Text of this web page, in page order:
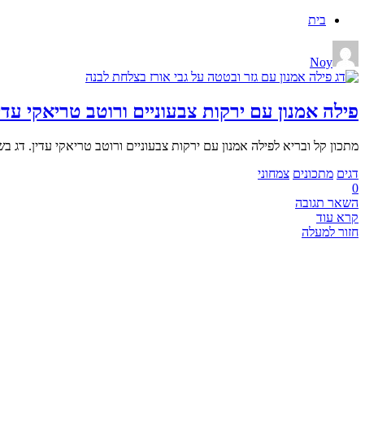
בית
Noy
פילה אמנון עם ירקות צבעוניים ורוטב טריאקי
מתכון קל ובריא לפילה אמנון עם ירקות צבעוניים ורוטב טריאקי עדין.
דגים מתכונים צמחוני
0
השאר תגובה
קרא עוד
חזור למעלה